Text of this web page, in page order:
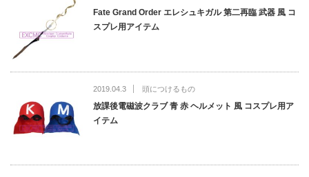
Fate Grand Order エレシュキガル 第二再臨 武器 風 コ
スプレ用アイテム
2019.04.3 頭につけるもの
放課後電磁波クラブ 青 赤 ヘルメット 風 コスプレ用ア
イテム